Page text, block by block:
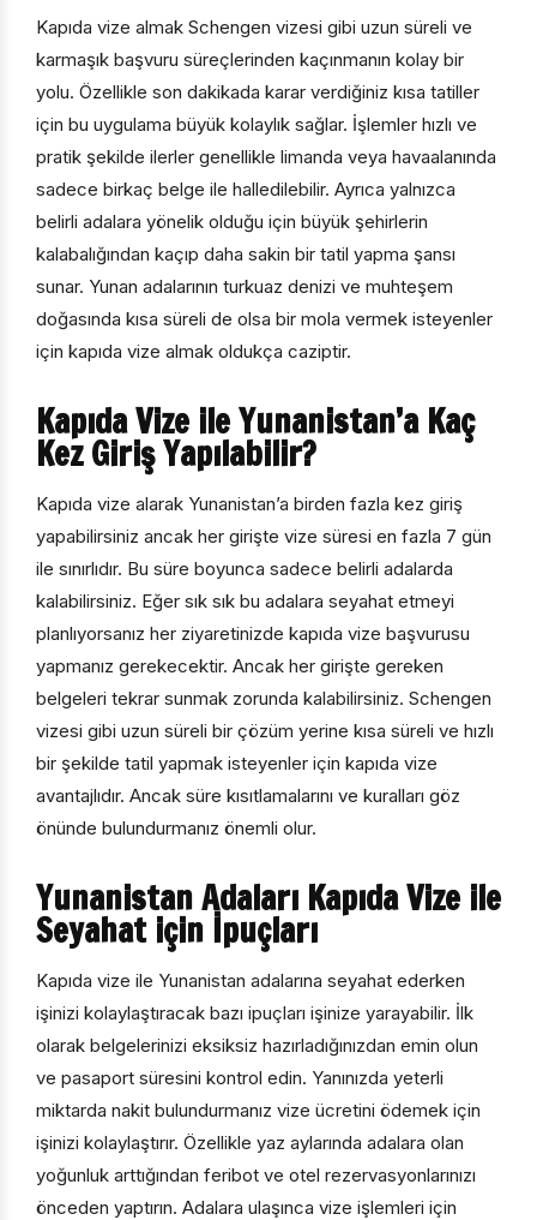
Kapıda vize almak Schengen vizesi gibi uzun süreli ve
karmaşık başvuru süreçlerinden kaçınmanın kolay bir
yolu. Özellikle son dakikada karar verdiğiniz kısa tatiller
için bu uygulama büyük kolaylık sağlar. İşlemler hızlı ve
pratik şekilde ilerler genellikle limanda veya havaalanında
sadece birkaç belge ile halledilebilir. Ayrıca yalnızca
belirli adalara yönelik olduğu için büyük şehirlerin
kalabalığından kaçıp daha sakin bir tatil yapma şansı
sunar. Yunan adalarının turkuaz denizi ve muhteşem
doğasında kısa süreli de olsa bir mola vermek isteyenler
için kapıda vize almak oldukça caziptir.
Kapıda Vize ile Yunanistan’a Kaç
Kez Giriş Yapılabilir?
Kapıda vize alarak Yunanistan’a birden fazla kez giriş
yapabilirsiniz ancak her girişte vize süresi en fazla 7 gün
ile sınırlıdır. Bu süre boyunca sadece belirli adalarda
kalabilirsiniz. Eğer sık sık bu adalara seyahat etmeyi
planlıyorsanız her ziyaretinizde kapıda vize başvurusu
yapmanız gerekecektir. Ancak her girişte gereken
belgeleri tekrar sunmak zorunda kalabilirsiniz. Schengen
vizesi gibi uzun süreli bir çözüm yerine kısa süreli ve hızlı
bir şekilde tatil yapmak isteyenler için kapıda vize
avantajlıdır. Ancak süre kısıtlamalarını ve kuralları göz
önünde bulundurmanız önemli olur.
Yunanistan Adaları Kapıda Vize ile
Seyahat için İpuçları
Kapıda vize ile Yunanistan adalarına seyahat ederken
işinizi kolaylaştıracak bazı ipuçları işinize yarayabilir. İlk
olarak belgelerinizi eksiksiz hazırladığınızdan emin olun
ve pasaport süresini kontrol edin. Yanınızda yeterli
miktarda nakit bulundurmanız vize ücretini ödemek için
işinizi kolaylaştırır. Özellikle yaz aylarında adalara olan
yoğunluk arttığından feribot ve otel rezervasyonlarınızı
önceden yaptırın. Adalara ulaşınca vize işlemleri için